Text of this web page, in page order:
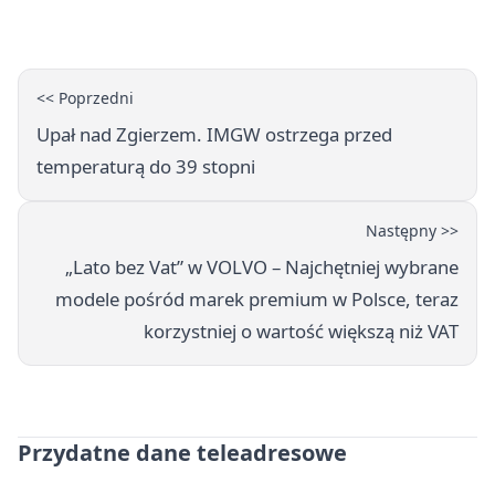
<< Poprzedni
Upał nad Zgierzem. IMGW ostrzega przed
temperaturą do 39 stopni
Następny >>
„Lato bez Vat” w VOLVO – Najchętniej wybrane
modele pośród marek premium w Polsce, teraz
korzystniej o wartość większą niż VAT
Przydatne dane teleadresowe